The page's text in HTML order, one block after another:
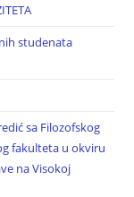
studenata
sa Filozofskog
fakulteta u okviru
na Visokoj